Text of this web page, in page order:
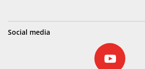
Social media